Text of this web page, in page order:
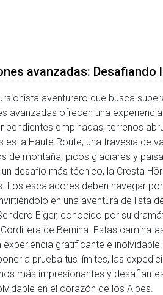
avanzadas: Desafiando
aventurero que busca
avanzadas ofrecen una
pendientes empinadas, terrenos
es la Haute Route, una travesía de
de montaña, picos glaciares y
un desafío más técnico, la Cresta
Los escaladores deben navegar
en una aventura de lista
Eiger, conocido por su
de Bernina. Estas
experiencia gratificante e
a prueba tus límites, las
más impresionantes y
en el corazón de los Alpes.